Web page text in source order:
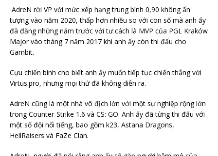
AdreN rời VP với mức xếp hạng trung bình 0,90 không ấn
tượng vào năm 2020, thấp hơn nhiều so với con số mà anh ấy
đã đăng những năm trước với tư cách là MVP của PGL Kraków
Major vào tháng 7 năm 2017 khi anh ấy còn thi đấu cho
Gambit.
Cựu chiến binh cho biết anh ấy muốn tiếp tục chiến thắng với
Virtus.pro, nhưng mọi thứ đã không diễn ra.
AdreN cũng là một nhà vô địch lớn với một sự nghiệp rộng lớn
trong Counter-Strike 1.6 và CS: GO. Anh ấy đã từng thi đấu với
một số đội nổi tiếng, bao gồm k23, Astana Dragons,
HellRaisers và FaZe Clan.